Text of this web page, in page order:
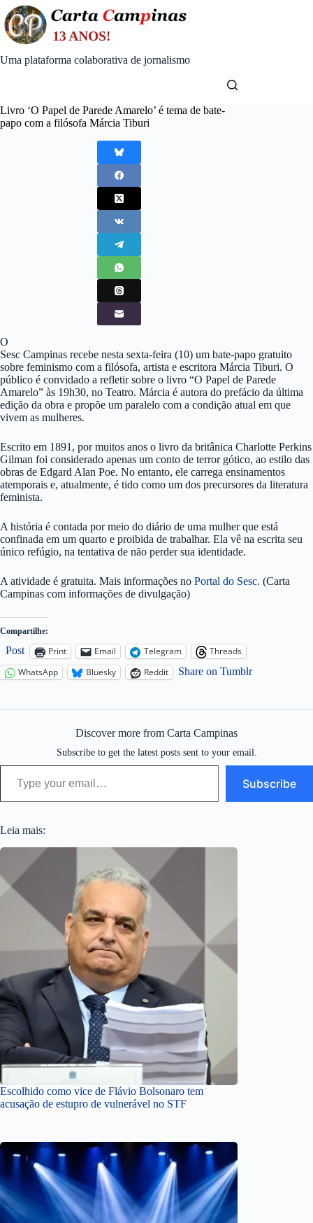
Skip
to
content
Uma plataforma colaborativa de jornalismo
Livro ‘O Papel de Parede Amarelo’ é tema de bate-
papo com a filósofa Márcia Tiburi
O
Sesc Campinas recebe nesta sexta-feira (10) um bate-papo gratuito
sobre feminismo com a filósofa, artista e escritora Márcia Tiburi. O
público é convidado a refletir sobre o livro “O Papel de Parede
Amarelo” às 19h30, no Teatro. Márcia é autora do prefácio da última
edição da obra e propõe um paralelo com a condição atual em que
vivem as mulheres.
Escrito em 1891, por muitos anos o livro da britânica Charlotte Perkins
Gilman foi considerado apenas um conto de terror gótico, ao estilo das
obras de Edgard Alan Poe. No entanto, ele carrega ensinamentos
atemporais e, atualmente, é tido como um dos precursores da literatura
feminista.
A história é contada por meio do diário de uma mulher que está
confinada em um quarto e proibida de trabalhar. Ela vê na escrita seu
único refúgio, na tentativa de não perder sua identidade.
A atividade é gratuita. Mais informações no Portal do Sesc. (Carta
Campinas com informações de divulgação)
Compartilhe:
Post Print Email Telegram
Threads
WhatsApp
Bluesky Reddit Share on Tumblr
Discover more from Carta Campinas
Subscribe to get the latest posts sent to your email.
Type your email…
Subscribe
Leia mais:
Escolhido como vice de Flávio Bolsonaro tem
acusação de estupro de vulnerável no STF